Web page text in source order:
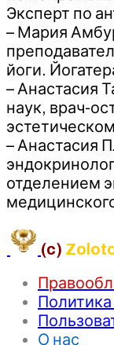
Эксперт по
– Мария
йоги.
– Анастасия
наук, врач-
– Анастасия
отделением
(c)
О нас